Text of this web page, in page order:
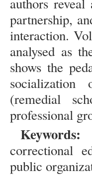
authors
partnership,
interaction.
analysed as
shows the
socialization
(remedial
professional
Keywords:
correctional
public